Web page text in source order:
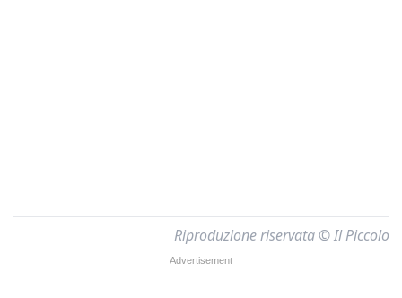
Riproduzione riservata © Il Piccolo